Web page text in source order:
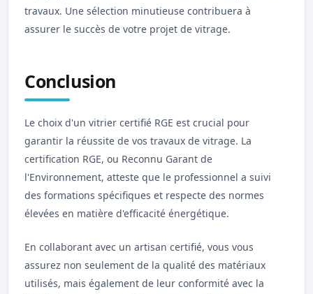
travaux. Une sélection minutieuse contribuera à
assurer le succès de votre projet de vitrage.
Conclusion
Le choix d'un vitrier certifié RGE est crucial pour
garantir la réussite de vos travaux de vitrage. La
certification RGE, ou Reconnu Garant de
l'Environnement, atteste que le professionnel a suivi
des formations spécifiques et respecte des normes
élevées en matière d'efficacité énergétique.
En collaborant avec un artisan certifié, vous vous
assurez non seulement de la qualité des matériaux
utilisés, mais également de leur conformité avec la